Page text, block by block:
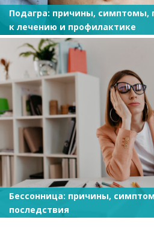
Подагра: причины, симптомы,
к лечению и профилактике
Бессонница: причины,
последствия